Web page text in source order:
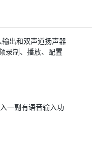
出和双声道扬声器
录制、播放、配置
一副有语音输入功